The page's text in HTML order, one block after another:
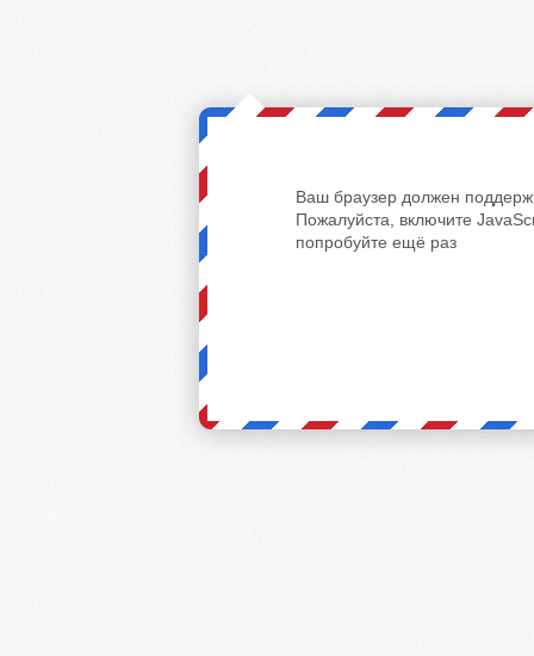
Ваш браузер должен
Пожалуйста, включите
попробуйте ещё раз